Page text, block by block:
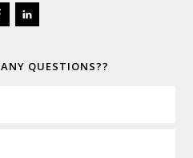
QUESTIONS??